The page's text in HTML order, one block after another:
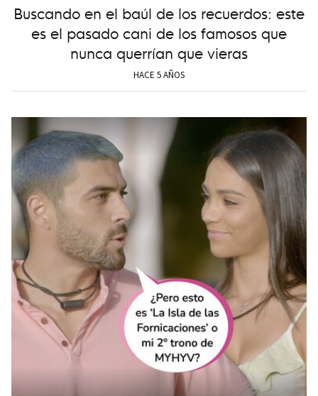
Buscando en el baúl de los recuerdos: este
es el pasado cani de los famosos que
nunca querrían que vieras
HACE 5 AÑOS